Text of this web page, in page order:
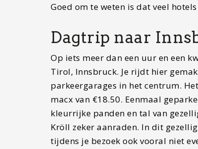
Goed om te weten is dat veel
Dagtrip naar
Op iets meer dan een uur en een
Tirol, Innsbruck. Je rijdt hier
parkeergarages in het centrum.
macx van €18.50. Eenmaal
kleurrijke panden en tal van
Kröll zeker aanraden. In dit
tijdens je bezoek ook vooral niet